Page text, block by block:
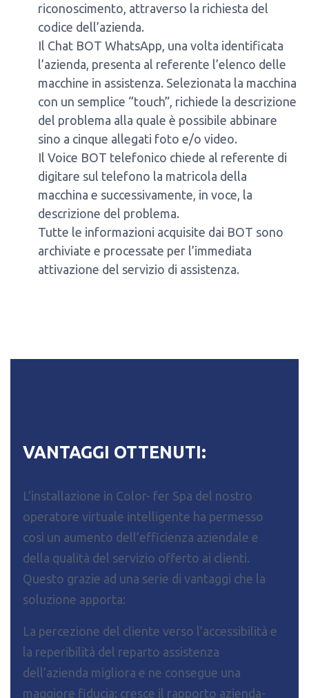
riconoscimento, attraverso la richiesta del
codice dell’azienda.
Il Chat BOT WhatsApp, una volta identificata
l’azienda, presenta al referente l’elenco delle
macchine in assistenza. Selezionata la macchina
con un semplice “touch”, richiede la descrizione
del problema alla quale è possibile abbinare
sino a cinque allegati foto e/o video.
Il Voice BOT telefonico chiede al referente di
digitare sul telefono la matricola della
macchina e successivamente, in voce, la
descrizione del problema.
Tutte le informazioni acquisite dai BOT sono
archiviate e processate per l’immediata
attivazione del servizio di assistenza.
VANTAGGI OTTENUTI:
L’installazione in Color- fer Spa del nostro
operatore virtuale intelligente ha permesso
così un aumento dell’efficienza aziendale e
della qualità del servizio offerto ai clienti.
Questo grazie ad una serie di vantaggi che la
soluzione apporta:
La percezione del cliente verso l’accessibilità e
la reperibilità del reparto assistenza
dell’azienda migliora e ne consegue una
maggiore fiducia: cresce il rapporto azienda-